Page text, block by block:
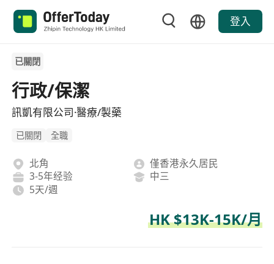
登入
已關閉
行政/保潔
訊凱有限公司·醫療/製藥
已關閉 全職
北角
僅香港永久居民
3-5年经验
中三
5天/週
HK $13K-15K/月